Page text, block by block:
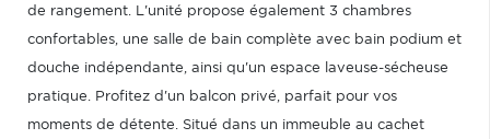
de rangement. L'unité propose également 3 chambres
confortables, une salle de bain complète avec bain podium et
douche indépendante, ainsi qu'un espace laveuse-sécheuse
pratique. Profitez d'un balcon privé, parfait pour vos
moments de détente. Situé dans un immeuble au cachet